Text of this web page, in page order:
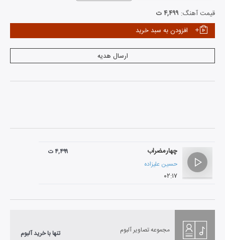
قیمت آهنگ: ۴,۴۹۹ ت
افزودن به سبد خرید
ارسال هدیه
چهارمضراب
حسین علیزاده
۰۲:۱۷
۴,۴۹۹ ت
مجموعه تصاویر آلبوم تنها با خرید آلبوم